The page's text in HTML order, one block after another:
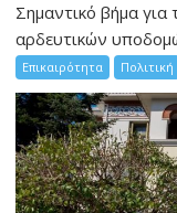
Σημαντικό βήμα για
αρδευτικών
Επικαιρότητα Πολιτική